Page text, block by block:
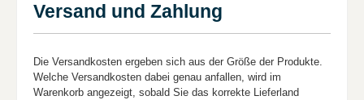
Versand und Zahlung
Die Versandkosten ergeben sich aus der Größe der Produkte.
Welche Versandkosten dabei genau anfallen, wird im
Warenkorb angezeigt, sobald Sie das korrekte Lieferland